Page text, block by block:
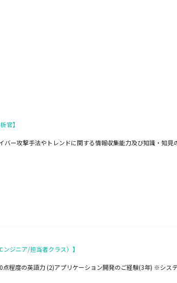
官】
ー攻撃手法やトレンドに関する情報収集能力及び知識・知
ジニア/担当者クラス）】
程度の英語力 (2)アプリケーション開発のご経験(3年) ※シス